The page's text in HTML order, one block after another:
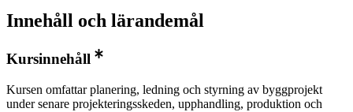
Innehåll och lärandemål
Kursinnehåll
Kursen omfattar planering, ledning och styrning av byggprojekt
under senare projekteringsskeden, upphandling, produktion och